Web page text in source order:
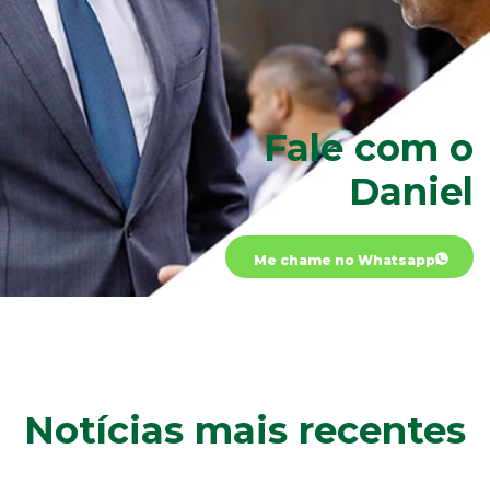
Fale com o
Daniel
Me chame no Whatsapp
Notícias mais recentes